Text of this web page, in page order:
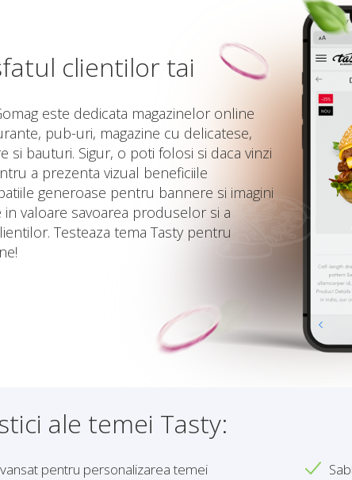
clientilor tai
este dedicata magazinelor online
pub-uri, magazine cu delicatese,
si bauturi. Sigur, o poti folosi si daca vinzi
a prezenta vizual beneficiile
generoase pentru bannere si imagini
valoare savoarea produselor si a
Testeaza tema Tasty pentru
ale temei Tasty:
pentru personalizarea temei